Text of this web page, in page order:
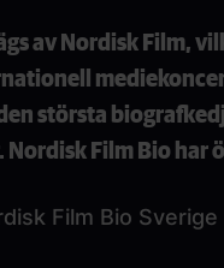
av Nordisk Film,
största
Nordisk Film Bio har
Film Bio